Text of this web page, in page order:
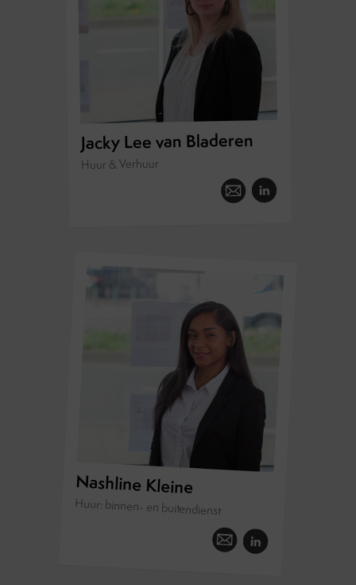
Jacky Lee van Bladeren
Huur & Verhuur
Nashline Kleine
Huur: binnen- en buitendienst